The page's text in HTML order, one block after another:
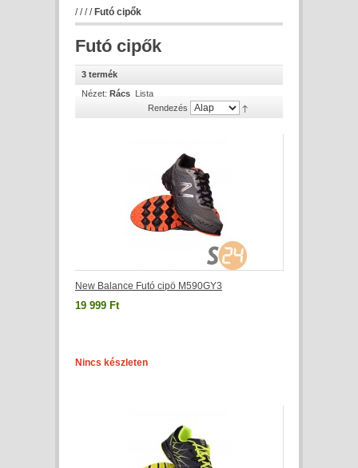
//// Futó cipők
Futó cipők
3 termék
Nézet: Rács Lista
Rendezés
New Balance Futó cipö M590GY3
19 999 Ft
Nincs készleten